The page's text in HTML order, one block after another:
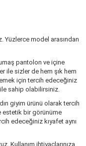
model arasından
pantolon ve içine
ile sizler de hem şık hem
için tercih edeceğiniz
sahip olabilirsiniz.
giyim ürünü olarak tercih
estetik bir görünüme
edeceğiniz kıyafet aynı
Kullanım ihtiyaçlarınıza